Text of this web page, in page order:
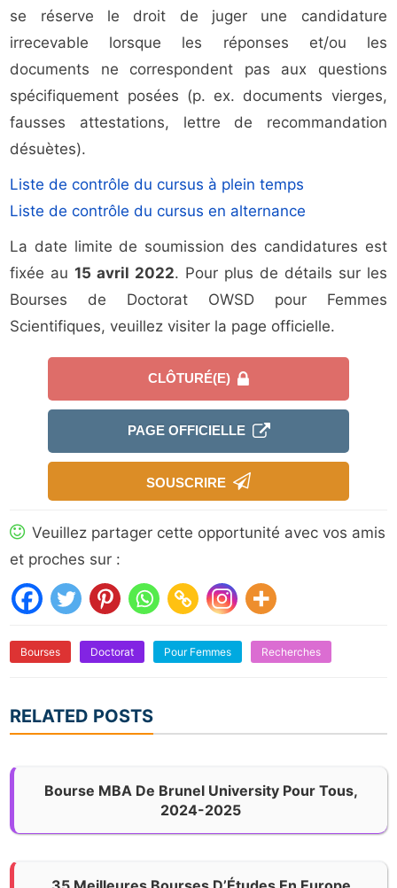
se réserve le droit de juger une candidature
irrecevable lorsque les réponses et/ou les
documents ne correspondent pas aux questions
spécifiquement posées (p. ex. documents vierges,
fausses attestations, lettre de recommandation
désuètes).
Liste de contrôle du cursus à plein temps
Liste de contrôle du cursus en alternance
La date limite de soumission des candidatures est
fixée au15 avril 2022. Pour plus de détails sur les
Bourses de Doctorat OWSD pour Femmes
Scientifiques, veuillez visiter la page officielle.
CLÔTURÉ(E)
PAGE OFFICIELLE
SOUSCRIRE
Veuillez partager cette opportunité avec vos amis
et proches sur :
Bourses Doctorat Pour Femmes Recherches
RELATED POSTS
Bourse MBA De Brunel University Pour Tous,
2024-2025